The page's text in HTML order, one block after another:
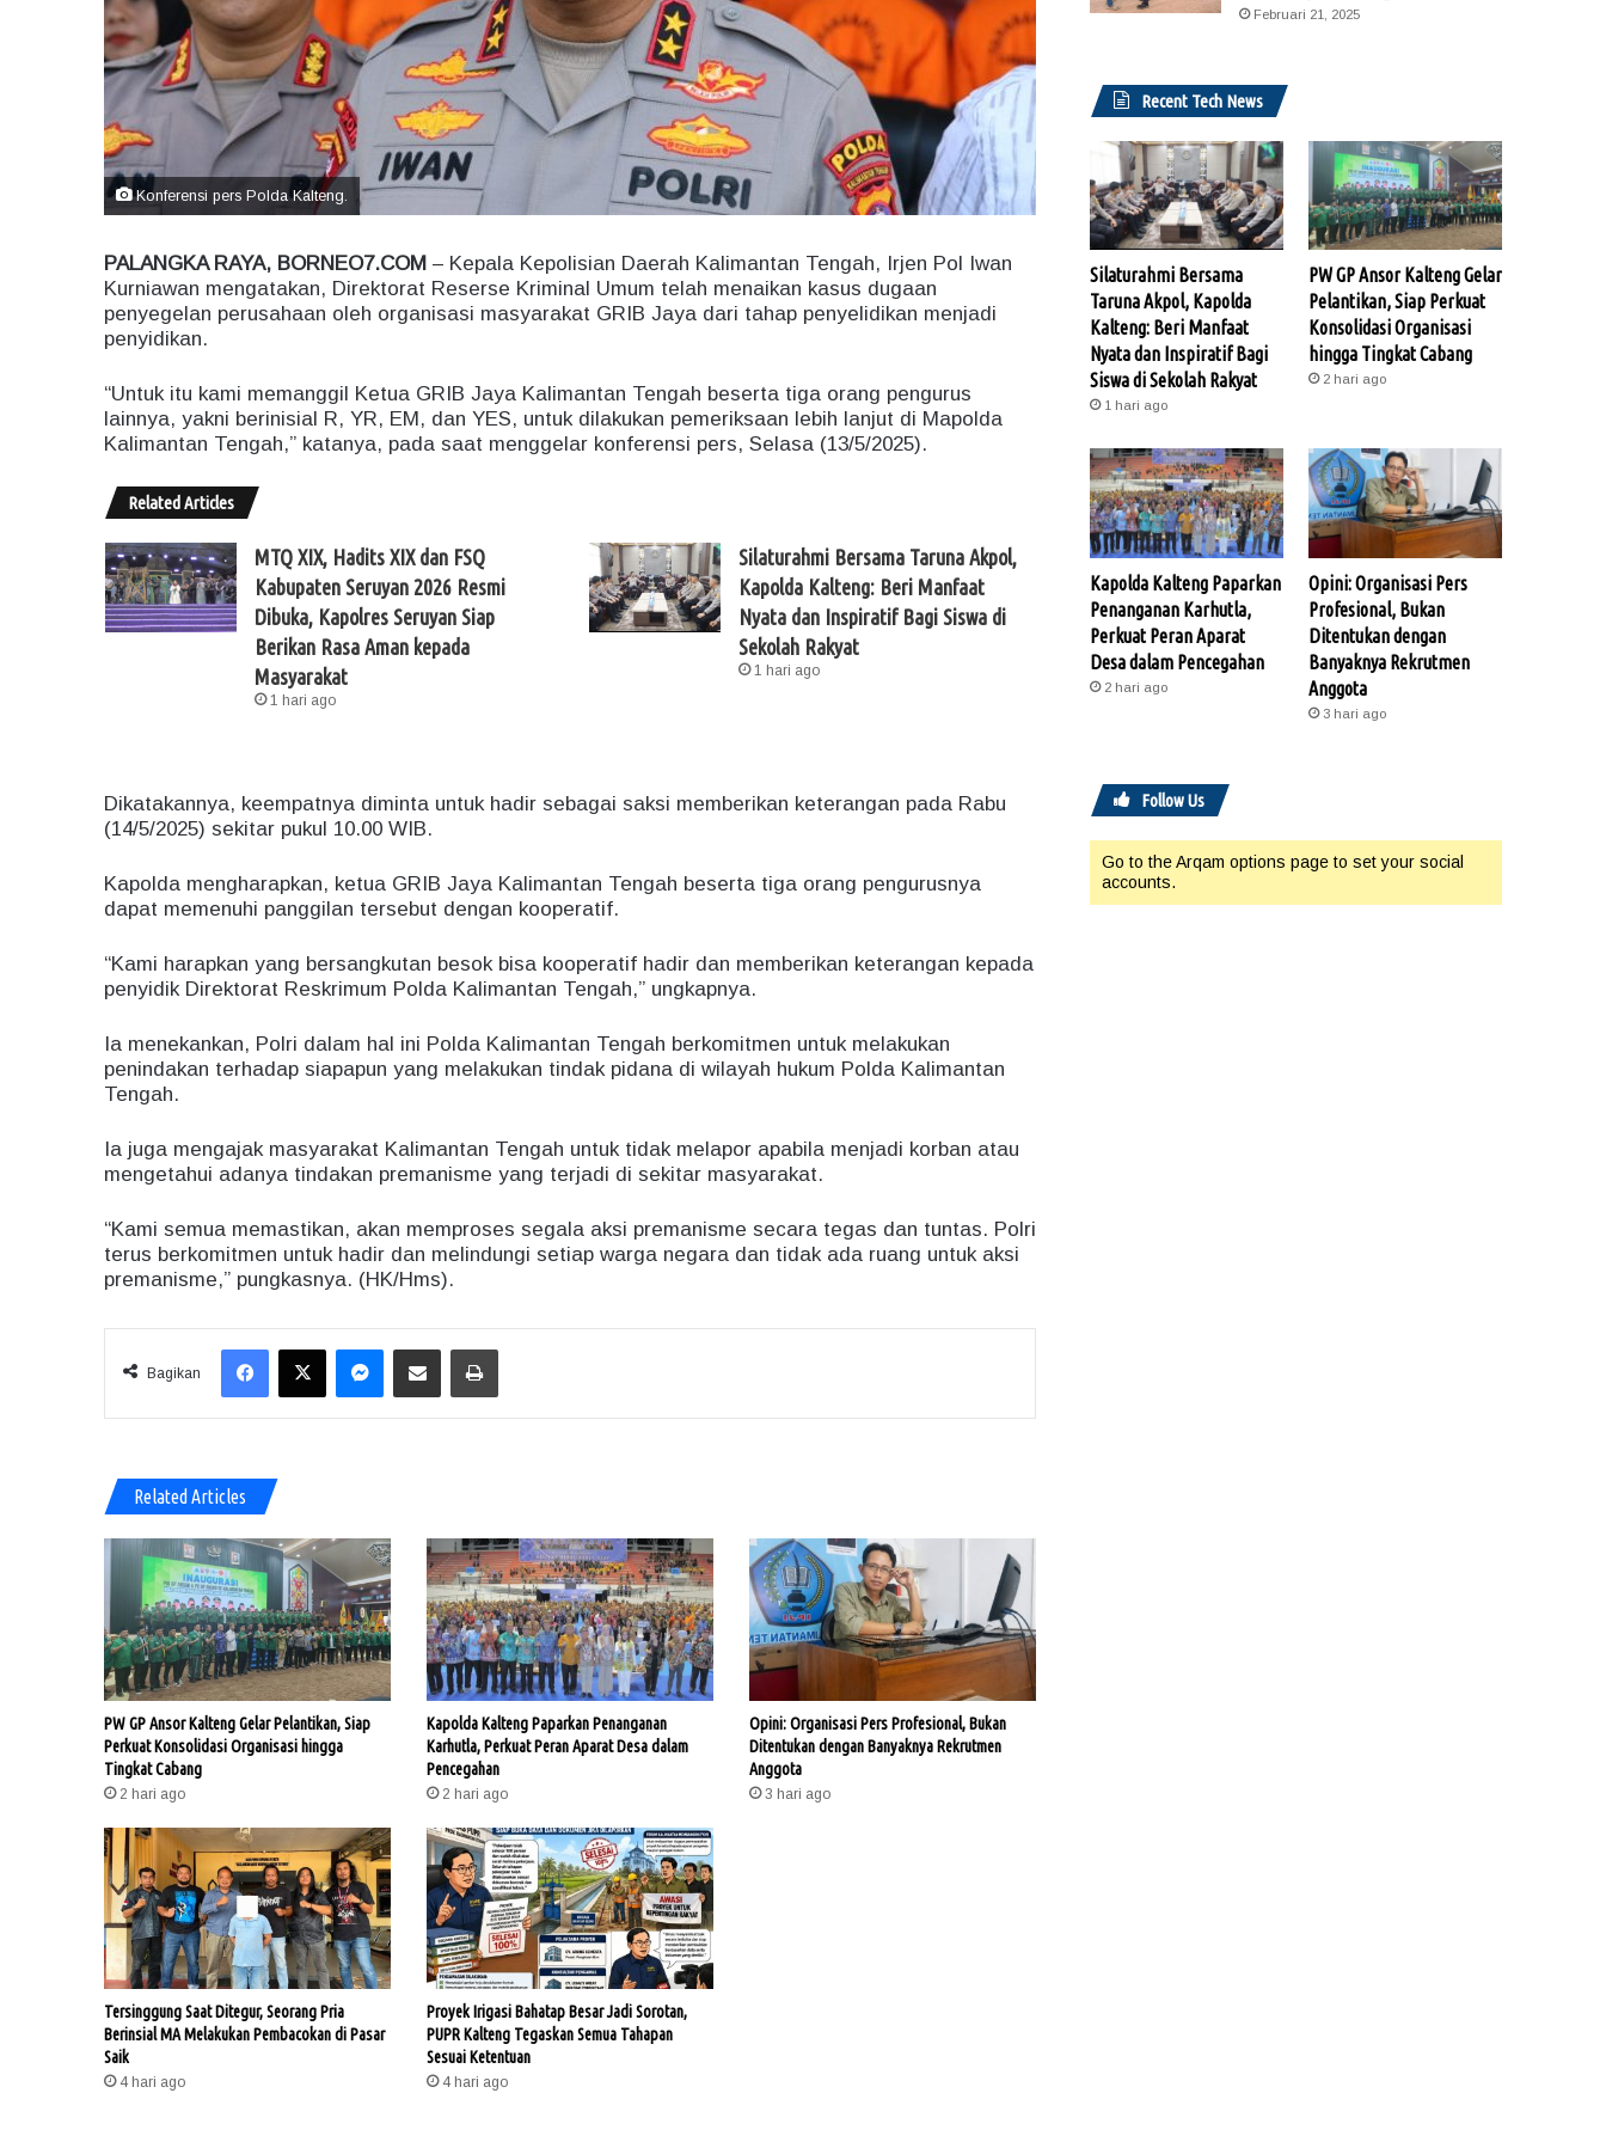
Konferensi pers Polda Kalteng.
PALANGKA RAYA, BORNEO7.COM – Kepala Kepolisian Daerah Kalimantan Tengah, Irjen Pol Iwan
Kurniawan mengatakan, Direktorat Reserse Kriminal Umum telah menaikan kasus dugaan
penyegelan perusahaan oleh organisasi masyarakat GRIB Jaya dari tahap penyelidikan menjadi
penyidikan.
“Untuk itu kami memanggil Ketua GRIB Jaya Kalimantan Tengah beserta tiga orang pengurus
lainnya, yakni berinisial R, YR, EM, dan YES, untuk dilakukan pemeriksaan lebih lanjut di Mapolda
Kalimantan Tengah,” katanya, pada saat menggelar konferensi pers, Selasa (13/5/2025).
Related Articles
MTQ XIX, Hadits XIX dan FSQ
Kabupaten Seruyan 2026 Resmi
Dibuka, Kapolres Seruyan Siap
Berikan Rasa Aman kepada
Masyarakat
1 hari ago
Silaturahmi Bersama Taruna Akpol,
Kapolda Kalteng: Beri Manfaat
Nyata dan Inspiratif Bagi Siswa di
Sekolah Rakyat
1 hari ago
Dikatakannya, keempatnya diminta untuk hadir sebagai saksi memberikan keterangan pada Rabu
(14/5/2025) sekitar pukul 10.00 WIB.
Kapolda mengharapkan, ketua GRIB Jaya Kalimantan Tengah beserta tiga orang pengurusnya
dapat memenuhi panggilan tersebut dengan kooperatif.
“Kami harapkan yang bersangkutan besok bisa kooperatif hadir dan memberikan keterangan kepada
penyidik Direktorat Reskrimum Polda Kalimantan Tengah,” ungkapnya.
Ia menekankan, Polri dalam hal ini Polda Kalimantan Tengah berkomitmen untuk melakukan
penindakan terhadap siapapun yang melakukan tindak pidana di wilayah hukum Polda Kalimantan
Tengah.
Ia juga mengajak masyarakat Kalimantan Tengah untuk tidak melapor apabila menjadi korban atau
mengetahui adanya tindakan premanisme yang terjadi di sekitar masyarakat.
“Kami semua memastikan, akan memproses segala aksi premanisme secara tegas dan tuntas. Polri
terus berkomitmen untuk hadir dan melindungi setiap warga negara dan tidak ada ruang untuk aksi
premanisme,” pungkasnya. (HK/Hms).
Bagikan
X
Related Articles
PW GP Ansor Kalteng Gelar Pelantikan, Siap
Perkuat Konsolidasi Organisasi hingga
Tingkat Cabang
2 hari ago
Kapolda Kalteng Paparkan Penanganan
Karhutla, Perkuat Peran Aparat Desa dalam
Pencegahan
2 hari ago
Opini: Organisasi Pers Profesional, Bukan
Ditentukan dengan Banyaknya Rekrutmen
Anggota
3 hari ago
Tersinggung Saat Ditegur, Seorang Pria
Berinsial MA Melakukan Pembacokan di Pasar
Saik
4 hari ago
Proyek Irigasi Bahatap Besar Jadi Sorotan,
PUPR Kalteng Tegaskan Semua Tahapan
Sesuai Ketentuan
4 hari ago
Februari 21, 2025
Recent Tech News
Silaturahmi Bersama
Taruna Akpol, Kapolda
Kalteng: Beri Manfaat
Nyata dan Inspiratif Bagi
Siswa di Sekolah Rakyat
1 hari ago
PW GP Ansor Kalteng Gelar
Pelantikan, Siap Perkuat
Konsolidasi Organisasi
hingga Tingkat Cabang
2 hari ago
Kapolda Kalteng Paparkan
Penanganan Karhutla,
Perkuat Peran Aparat
Desa dalam Pencegahan
2 hari ago
Opini: Organisasi Pers
Profesional, Bukan
Ditentukan dengan
Banyaknya Rekrutmen
Anggota
3 hari ago
Follow Us
Go to the Arqam options page to set your social
accounts.